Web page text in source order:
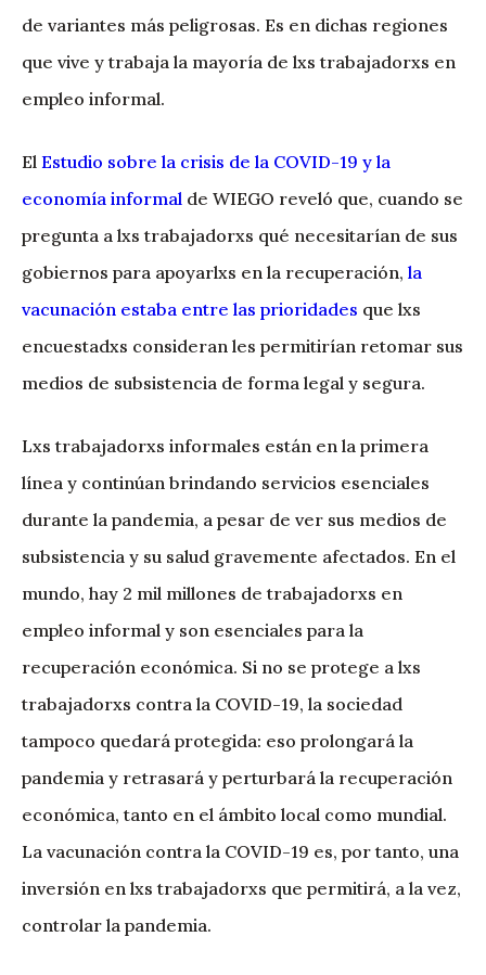
de variantes más peligrosas. Es en dichas regiones
que vive y trabaja la mayoría de lxs trabajadorxs en
empleo informal.
El Estudio sobre la crisis de la COVID-19 y la
economía informal de WIEGO reveló que, cuando se
pregunta a lxs trabajadorxs qué necesitarían de sus
gobiernos para apoyarlxs en la recuperación, la
vacunación estaba entre las prioridades que lxs
encuestadxs consideran les permitirían retomar sus
medios de subsistencia de forma legal y segura.
Lxs trabajadorxs informales están en la primera
línea y continúan brindando servicios esenciales
durante la pandemia, a pesar de ver sus medios de
subsistencia y su salud gravemente afectados. En el
mundo, hay 2 mil millones de trabajadorxs en
empleo informal y son esenciales para la
recuperación económica. Si no se protege a lxs
trabajadorxs contra la COVID-19, la sociedad
tampoco quedará protegida: eso prolongará la
pandemia y retrasará y perturbará la recuperación
económica, tanto en el ámbito local como mundial.
La vacunación contra la COVID-19 es, por tanto, una
inversión en lxs trabajadorxs que permitirá, a la vez,
controlar la pandemia.